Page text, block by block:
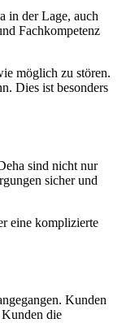
in der Lage, auch
Fachkompetenz
möglich zu stören.
Dies ist besonders
sind nicht nur
sicher und
eine komplizierte
Kunden
Kunden die